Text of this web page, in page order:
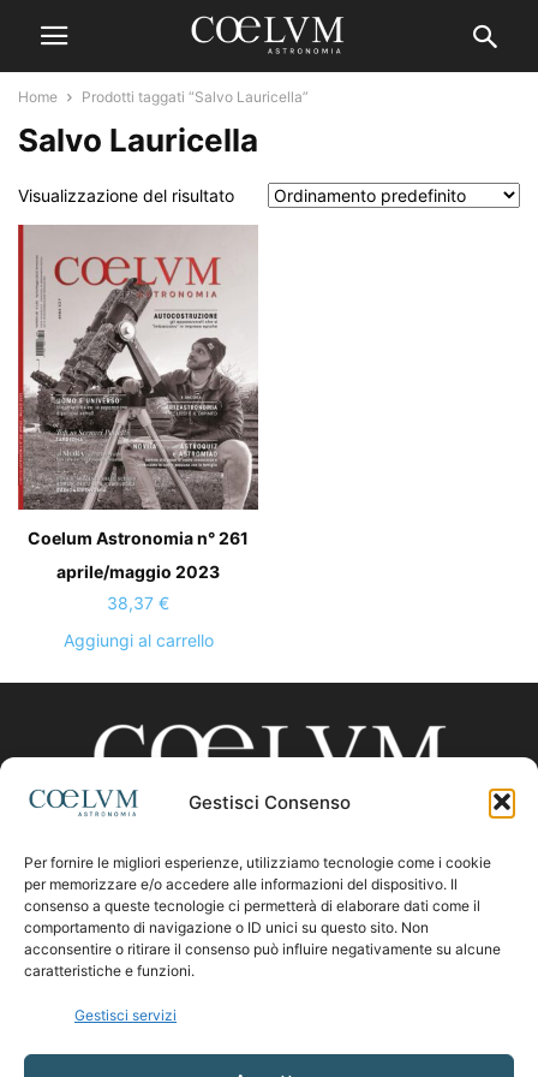
Gestisci Consenso
Per fornire le migliori esperienze, utilizziamo tecnologie come i cookie
per memorizzare e/o accedere alle informazioni del dispositivo. Il
consenso a queste tecnologie ci permetterà di elaborare dati come il
comportamento di navigazione o ID unici su questo sito. Non
acconsentire o ritirare il consenso può influire negativamente su alcune
caratteristiche e funzioni.
Gestisci servizi
Home Prodotti taggati “Salvo Lauricella”
Salvo Lauricella
Visualizzazione del risultato
Coelum Astronomia n° 261
aprile/maggio 2023
38,37€
Aggiungi al carrello
CHI SIAMO
Contattaci:coelumastro@coelum.com